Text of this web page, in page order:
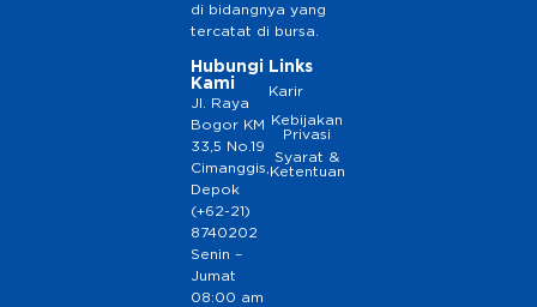
di bidangnya yang
tercatat di bursa.
Hubungi
Kami
Jl. Raya
Bogor KM
33,5 No.19
Cimanggis,
Depok
(+62-21)
8740202
Senin –
Jumat
08:00 am
Links
Karir
Kebijakan
Privasi
Syarat &
Ketentuan